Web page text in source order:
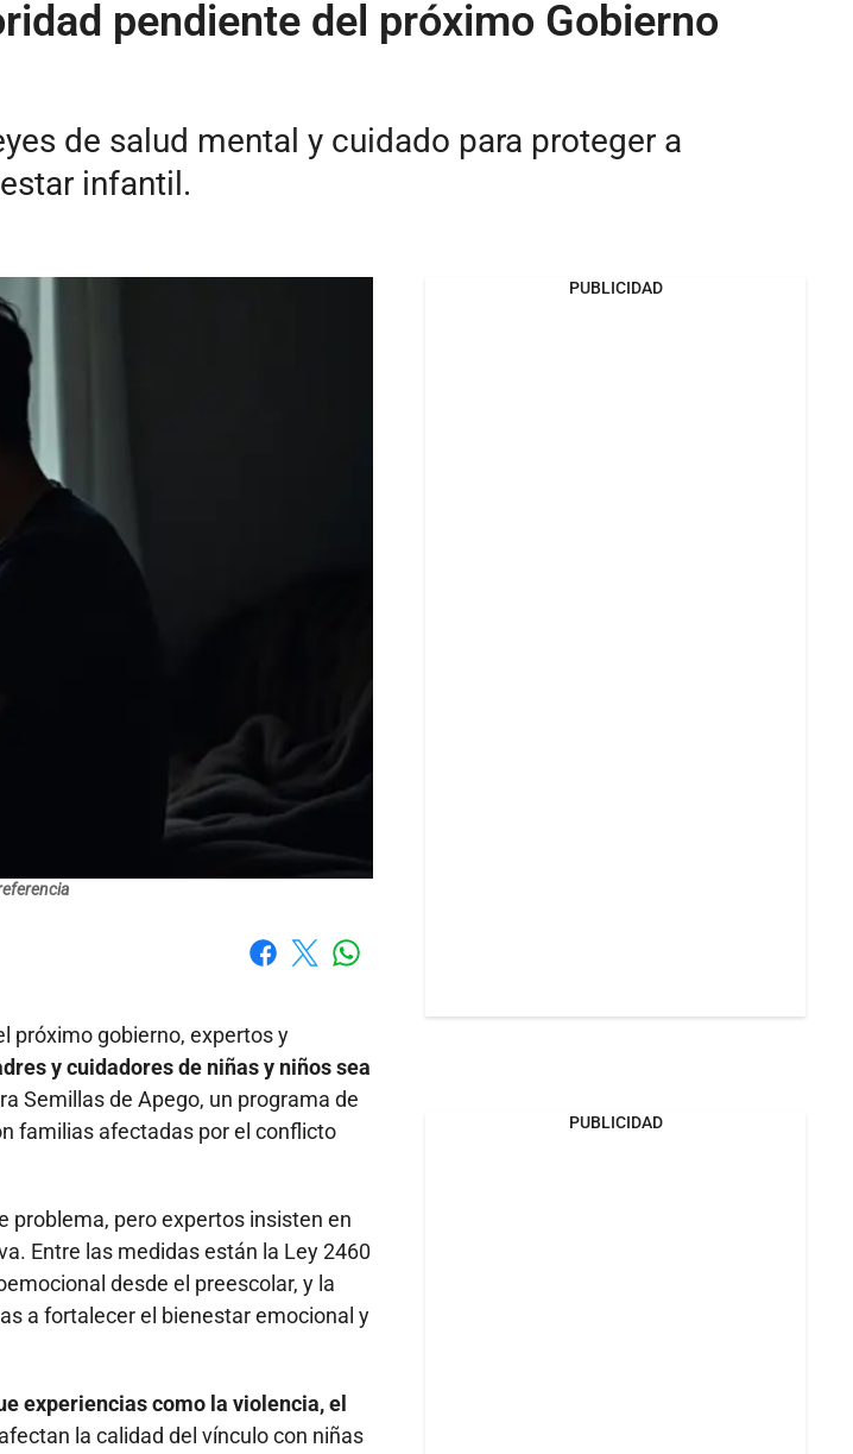
pendiente del próximo Gobierno
de salud mental y cuidado para proteger a
infantil.
próximo gobierno, expertos y
y cuidadores de niñas y niños sea
Semillas de Apego, un programa de
familias afectadas por el conflicto
problema, pero expertos insisten en
Entre las medidas están la Ley 2460
desde el preescolar, y la
a fortalecer el bienestar emocional y
experiencias como la violencia, el
la calidad del vínculo con niñas
PUBLICIDAD
PUBLICIDAD